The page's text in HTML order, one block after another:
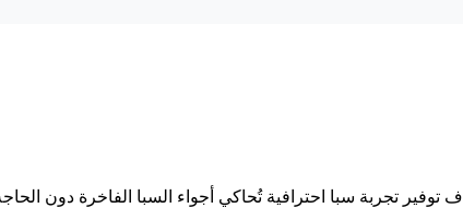
تجربة سبا احترافية تُحاكي أجواء السبا الفاخرة دون